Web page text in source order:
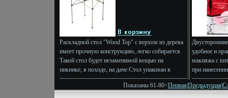
вниманию Характеристики: Размер пазла в
собранном виде: 34,5 см х 24 см
Пблмодродукция Степ Пазл - это интересные,
безопасные игры и пазлы, которые выполнены на
высоком уровне, не содержат токсичных
материалов и всегда отражают популярные
тенденции Состав 160 элементов пазла.
Раскладной стол "Wood Top" с верхом из дерева
имеет прочную конструкцию, легко собирается
Такой стол будет незаменимой вещью на
пикнике, в походе, на даче Стол упакован в
текстильный чехол, сверху аэицщкоторый
затягивается шнурком с фиксатором У чехла
удобное и
макияжа с
при
не
Показаны 61-80<Первая|Предыдущая|